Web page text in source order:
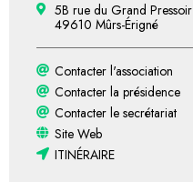
5B rue du Grand Pressoir
49610 Mûrs-Érigné
Contacter l'association
Contacter la présidence
Contacter le secrétariat
Site Web
ITINÉRAIRE